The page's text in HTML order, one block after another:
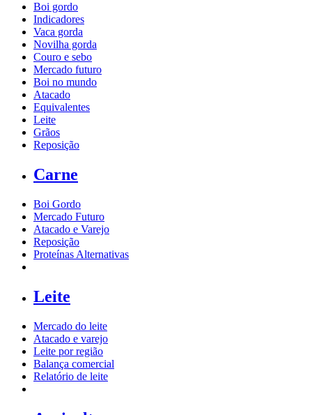
Boi gordo
Indicadores
Vaca gorda
Novilha gorda
Couro e sebo
Mercado futuro
Boi no mundo
Atacado
Equivalentes
Leite
Grãos
Reposição
Carne
Boi Gordo
Mercado Futuro
Atacado e Varejo
Reposição
Proteínas Alternativas
Leite
Mercado do leite
Atacado e varejo
Leite por região
Balança comercial
Relatório de leite